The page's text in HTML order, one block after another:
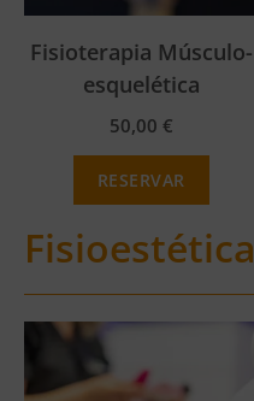
Fisioterapia Músculo-
esquelética
50,00 €
RESERVAR
Fisioestética